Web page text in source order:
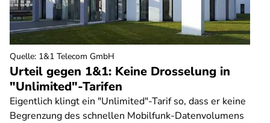
Urteil gegen 1&1: Keine Drosselung in
"Unlimited"-Tarifen
Eigentlich klingt ein "Unlimited"-Tarif so, dass er keine
Begrenzung des schnellen Mobilfunk-Datenvolumens
Quelle: 1&1 Telecom GmbH